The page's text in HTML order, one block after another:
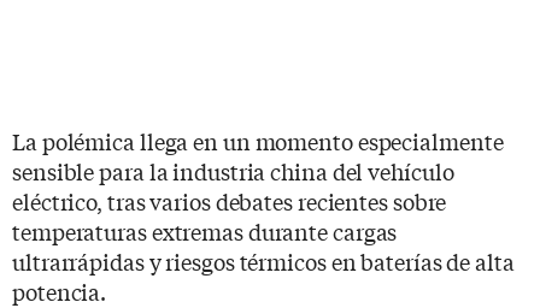
La polémica llega en un momento especialmente
sensible para la industria china del vehículo
eléctrico, tras varios debates recientes sobre
temperaturas extremas durante cargas
ultrarrápidas y riesgos térmicos en baterías de alta
potencia.